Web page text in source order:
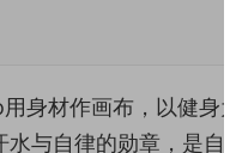
身材作画布，以健
与自律的勋章，是